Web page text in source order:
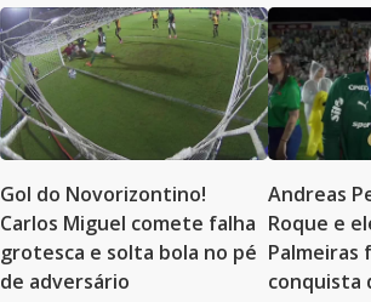
Gol do Novorizontino!
Carlos Miguel comete falha
grotesca e solta bola no pé
de adversário
Andreas
Roque e
Palmeiras
conquista